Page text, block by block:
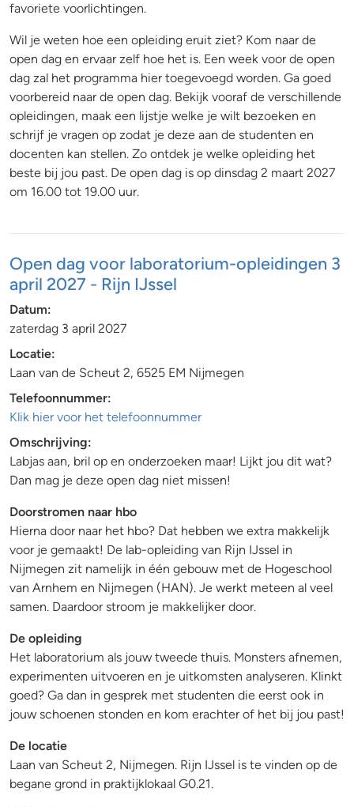
favoriete voorlichtingen.
Wil je weten hoe een opleiding eruit ziet? Kom naar de
open dag en ervaar zelf hoe het is. Een week voor de open
dag zal het programma hier toegevoegd worden. Ga goed
voorbereid naar de open dag. Bekijk vooraf de verschillende
opleidingen, maak een lijstje welke je wilt bezoeken en
schrijf je vragen op zodat je deze aan de studenten en
docenten kan stellen. Zo ontdek je welke opleiding het
beste bij jou past. De open dag is op dinsdag 2 maart 2027
om 16.00 tot 19.00 uur.
Open dag voor laboratorium-opleidingen 3
april 2027 - Rijn IJssel
Datum:
zaterdag 3 april 2027
Locatie:
Laan van de Scheut 2, 6525 EM Nijmegen
Telefoonnummer:
Klik hier voor het telefoonnummer
Omschrijving:
Labjas aan, bril op en onderzoeken maar! Lijkt jou dit wat?
Dan mag je deze open dag niet missen!
Doorstromen naar hbo
Hierna door naar het hbo? Dat hebben we extra makkelijk
voor je gemaakt! De lab-opleiding van Rijn IJssel in
Nijmegen zit namelijk in één gebouw met de Hogeschool
van Arnhem en Nijmegen (HAN). Je werkt meteen al veel
samen. Daardoor stroom je makkelijker door.
De opleiding
Het laboratorium als jouw tweede thuis. Monsters afnemen,
experimenten uitvoeren en je uitkomsten analyseren. Klinkt
goed? Ga dan in gesprek met studenten die eerst ook in
jouw schoenen stonden en kom erachter of het bij jou past!
De locatie
Laan van Scheut 2, Nijmegen. Rijn IJssel is te vinden op de
begane grond in praktijklokaal G0.21.